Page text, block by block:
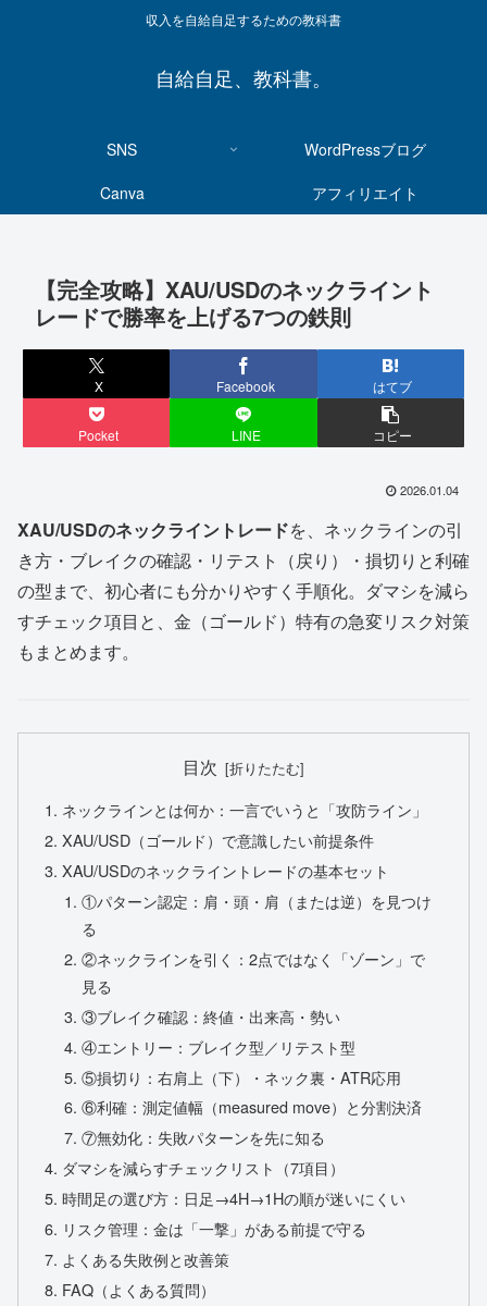
収入を自給自足するための教科書
自給自足、教科書。
SNS
WordPressブログ
Canva
アフィリエイト
【完全攻略】XAU/USDのネックライント
レードで勝率を上げる7つの鉄則
X Facebook はてブ
Pocket LINE コピー
2026.01.04
XAU/USDのネックライントレードを、ネックラインの引
き方・ブレイクの確認・リテスト（戻り）・損切りと利確
の型まで、初心者にも分かりやすく手順化。ダマシを減ら
すチェック項目と、金（ゴールド）特有の急変リスク対策
もまとめます。
目次
ネックラインとは何か：一言でいうと「攻防ライン」
XAU/USD（ゴールド）で意識したい前提条件
XAU/USDのネックライントレードの基本セット
①パターン認定：肩・頭・肩（または逆）を見つけ
る
②ネックラインを引く：2点ではなく「ゾーン」で
見る
③ブレイク確認：終値・出来高・勢い
④エントリー：ブレイク型／リテスト型
⑤損切り：右肩上（下）・ネック裏・ATR応用
⑥利確：測定値幅（measured move）と分割決済
⑦無効化：失敗パターンを先に知る
ダマシを減らすチェックリスト（7項目）
時間足の選び方：日足→4H→1Hの順が迷いにくい
リスク管理：金は「一撃」がある前提で守る
よくある失敗例と改善策
FAQ（よくある質問）